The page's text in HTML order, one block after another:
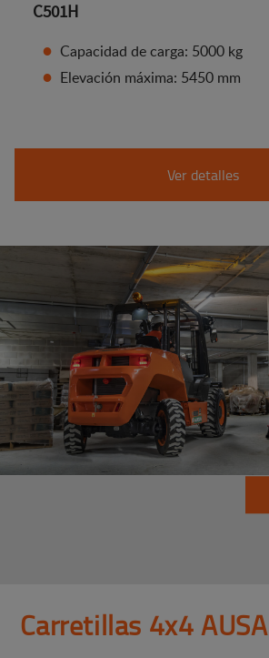
C501H
Capacidad de carga: 5000 kg
Elevación máxima: 5450 mm
Ver detalles
Carretillas 4x4 AUSA